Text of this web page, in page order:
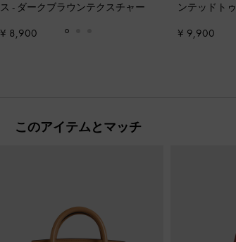
ス - ダークブラウンテクスチャー
¥ 8,900
ンテッドト
¥ 9,900
このアイテムとマッチ